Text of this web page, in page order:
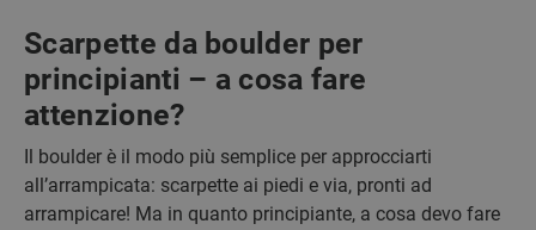
Scarpette da boulder per
principianti – a cosa fare
attenzione?
Il boulder è il modo più semplice per approcciarti
all’arrampicata: scarpette ai piedi e via, pronti ad
arrampicare! Ma in quanto principiante, a cosa devo fare